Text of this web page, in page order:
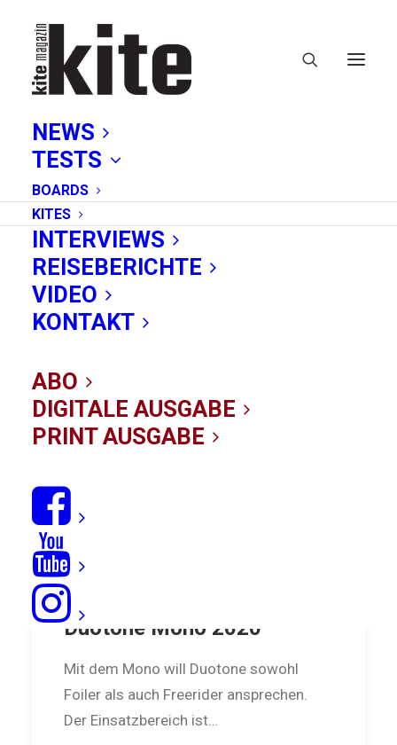
NEWS
TESTS
BOARDS
KITES
INTERVIEWS
REISEBERICHTE
VIDEO
KONTAKT
ABO
DIGITALE AUSGABE
PRINT AUSGABE
Mono
One-Strut-Kites-Test:
Duotone Mono 2020
Mit dem Mono will Duotone sowohl
Foiler als auch Freerider ansprechen.
Der Einsatzbereich ist…